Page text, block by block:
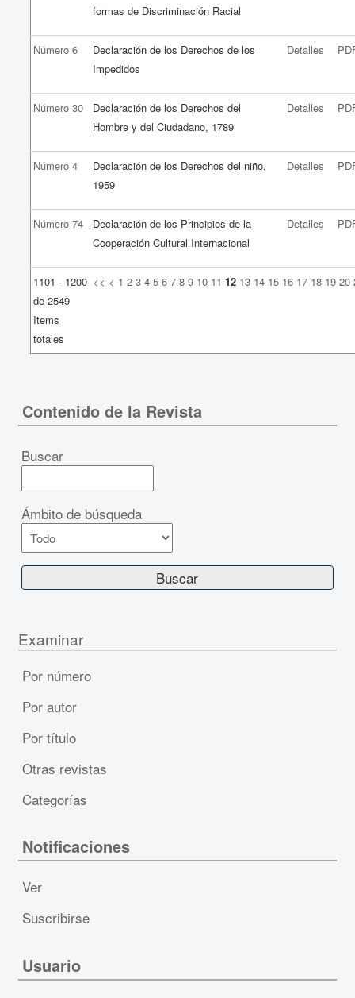
formas de Discriminación Racial
Número 6
Declaración de los Derechos de los
Impedidos
Detalles
Número 30
Declaración de los Derechos del
Hombre y del Ciudadano, 1789
Detalles
Número 4
Declaración de los Derechos del niño,
1959
Detalles
Número 74
Declaración de los Principios de la
Cooperación Cultural Internacional
Detalles
1101 - 1200
de 2549
Items
totales
<< < 1 2 3 4 5 6 7 8 9 10 11 12 13 14 15 16 17 18 19 20
Contenido de la Revista
Buscar
Ámbito de búsqueda
Examinar
Por número
Por autor
Por título
Otras revistas
Categorías
Notificaciones
Ver
Suscribirse
Usuario